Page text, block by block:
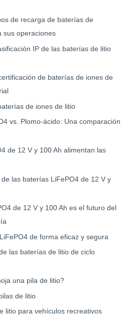
de recarga de baterías de
sus operaciones
IP de las baterías de litio
de baterías de iones de
de iones de litio
vs. Plomo-ácido: Una comparación
de 12 V y 100 Ah alimentan las
las baterías LiFePO4 de 12 V y
de 12 V y 100 Ah es el futuro del
de forma eficaz y segura
las baterías de litio de ciclo
una pila de litio?
de litio
litio para vehículos recreativos